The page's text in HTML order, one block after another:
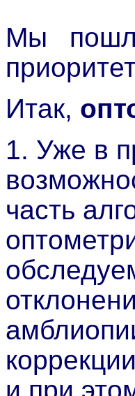
Мы
Итак,
1. Уже в
часть